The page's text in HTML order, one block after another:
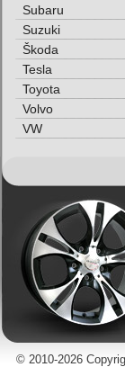
Subaru
Suzuki
Škoda
Tesla
Toyota
Volvo
VW
© 2010-2026